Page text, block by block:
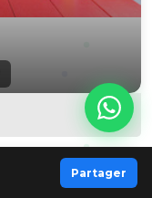
557 €/ jour
Partager